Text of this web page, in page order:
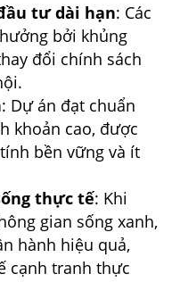
tư dài hạn: Các
bởi khủng
đổi chính sách
: Dự án đạt chuẩn
khoản cao, được
bền vững và ít
thực tế: Khi
gian sống xanh,
hành hiệu quả,
cạnh tranh thực